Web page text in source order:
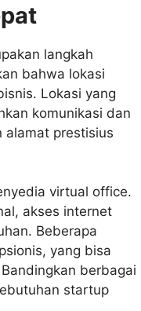
langkah
bahwa lokasi
Lokasi yang
komunikasi dan
alamat prestisius
virtual office.
akses internet
Beberapa
yang bisa
berbagai
startup